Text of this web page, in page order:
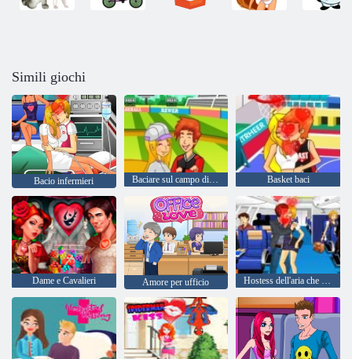
Simili giochi
Bacio infermieri Baciare sul campo di baseball Basket baci
Dame e Cavalieri Amore per ufficio Hostess dell'aria che bacia